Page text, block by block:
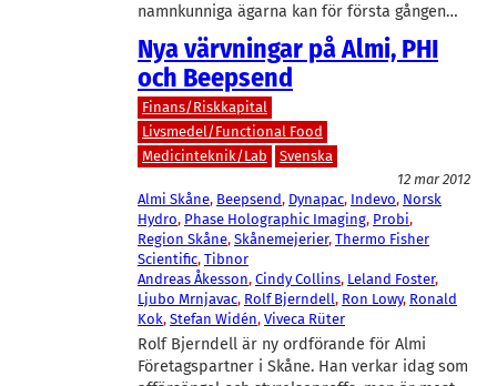
namnkunniga ägarna kan för första gången…
Nya värvningar på Almi, PHI
och Beepsend
Finans/Riskkapital
Livsmedel/Functional Food
Medicinteknik/Lab
Svenska
12 mar 2012
Almi Skåne, Beepsend, Dynapac, Indevo, Norsk
Hydro, Phase Holographic Imaging, Probi
Region Skåne, Skånemejerier, Thermo Fisher
Scientific, Tibnor
Andreas Åkesson, Cindy Collins, Leland Foster
Ljubo Mrnjavac, Rolf Bjerndell, Ron Lowy, Ronald
Kok, Stefan Widén, Viveca Rüter
Rolf Bjerndell är ny ordförande för Almi
Företagspartner i Skåne. Han verkar idag som